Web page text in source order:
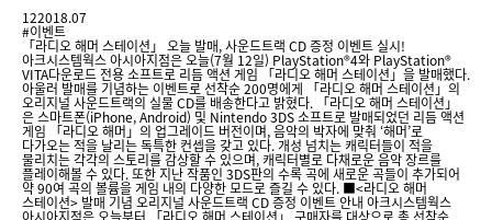
122018.07
#이벤트
「라디오 해머 스테이션」 오늘 발매, 사운드트랙 CD 증정 이벤트 실시!
아크시스템웍스 아시아지점은 오늘(7월 12일) PlayStation®4와 PlayStation®
VITA다운로드 전용 소프트로 리듬 액션 게임 「라디오 해머 스테이션」을 발매했다.
아울러 발매를 기념하는 이벤트로 선착순 200명에게 「라디오 해머 스테이션」의
오리지널 사운드트랙의 실물 CD를 배송한다고 밝혔다. 「라디오 해머 스테이션」
은 스마트폰(iPhone, Android) 및 Nintendo 3DS 소프트로 발매되었던 리듬 액션
게임 「라디오 해머」의 업그레이드 버전이며, 음악의 박자에 맞춰 ‘해머’로
다가오는 적을 날리는 독특한 컨셉을 갖고 있다. 개성 넘치는 캐릭터들이 적을
물리치는 각각의 스토리를 감상할 수 있으며, 캐릭터별로 다채로운 음악 장르를
플레이해볼 수 있다. 또한 지난 작품인 3DS판의 수록 곡에 새로운 곡들이 추가되어
약 90여 곡의 볼륨을 게임 내의 다양한 모드로 즐길 수 있다. ■<라디오 해머
스테이션> 발매 기념 오리지널 사운드트랙 CD 증정 이벤트 안내 아크시스템웍스